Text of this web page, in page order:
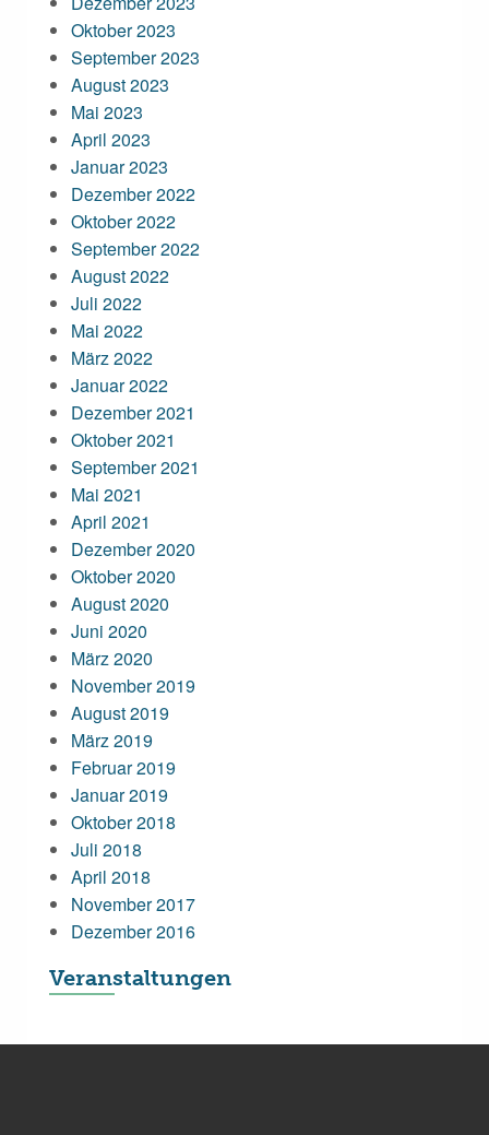
Oktober 2023
September 2023
August 2023
Mai 2023
April 2023
Januar 2023
Dezember 2022
Oktober 2022
September 2022
August 2022
Juli 2022
Mai 2022
März 2022
Januar 2022
Dezember 2021
Oktober 2021
September 2021
Mai 2021
April 2021
Dezember 2020
Oktober 2020
August 2020
Juni 2020
März 2020
November 2019
August 2019
März 2019
Februar 2019
Januar 2019
Oktober 2018
Juli 2018
April 2018
November 2017
Dezember 2016
Veranstaltungen